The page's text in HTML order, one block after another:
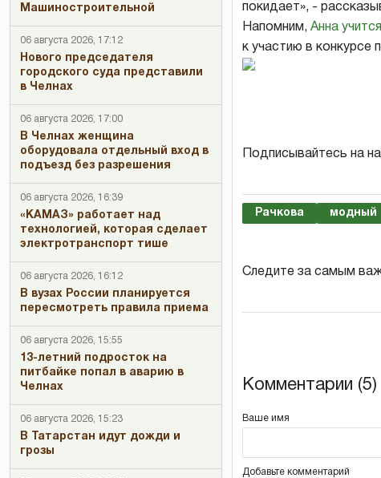
Машиностроительной
06 августа 2026, 17:12
Нового председателя
городского суда представили
в Челнах
06 августа 2026, 17:00
В Челнах женщина
оборудовала отдельный вход в
подъезд без разрешения
06 августа 2026, 16:39
«КАМАЗ» работает над
технологией, которая сделает
электротранспорт тише
06 августа 2026, 16:12
В вузах России планируется
пересмотреть правила приема
06 августа 2026, 15:55
13-летний подросток на
питбайке попал в аварию в
Челнах
06 августа 2026, 15:23
В Татарстан идут дожди и
грозы
покидает», -
Напомним, Анна
к участию в
Анны
Подписывайтесь на
Рачкова модный
Следите за самым
Комментарии (5)
Ваше имя
Добавьте комментарий